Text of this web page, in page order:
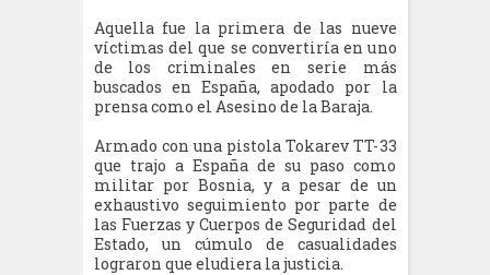
Aquella fue la primera de las nueve
víctimas del que se convertiría en uno
de los criminales en serie más
buscados en España, apodado por la
prensa como el Asesino de la Baraja.
Armado con una pistola Tokarev TT-33
que trajo a España de su paso como
militar por Bosnia, y a pesar de un
exhaustivo seguimiento por parte de
las Fuerzas y Cuerpos de Seguridad del
Estado, un cúmulo de casualidades
lograron que eludiera la justicia.